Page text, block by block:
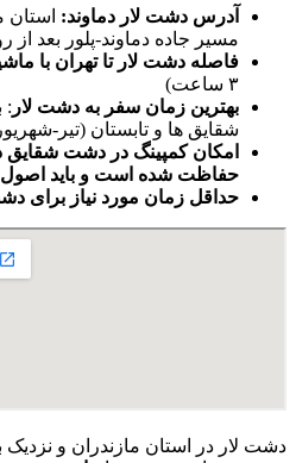
آدرس دشت لار دماوند: استان
مسیر جاده دماوند-پلور بعد از
فاصله دشت لار تا تهران با
۳ ساعت)
بهترین زمان سفر به دشت لار :
شقایق ها و تابستان (تیر-
امکان کمپینگ در دشت شقایق
حفاظت شده است و باید
حداقل زمان مورد نیاز برای
دشت لار در استان مازندران و نزدیک